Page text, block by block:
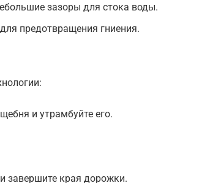
зазоры для стока воды.
предотвращения гниения.
и утрамбуйте его.
завершите края дорожки.